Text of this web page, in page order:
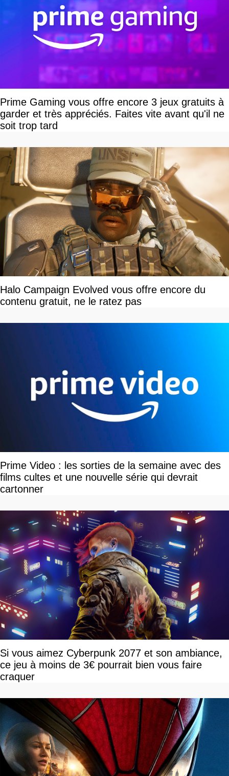
Prime Gaming vous offre encore 3 jeux gratuits à
garder et très appréciés. Faites vite avant qu'il ne
soit trop tard
Halo Campaign Evolved vous offre encore du
contenu gratuit, ne le ratez pas
Prime Video : les sorties de la semaine avec des
films cultes et une nouvelle série qui devrait
cartonner
Si vous aimez Cyberpunk 2077 et son ambiance,
ce jeu à moins de 3€ pourrait bien vous faire
craquer